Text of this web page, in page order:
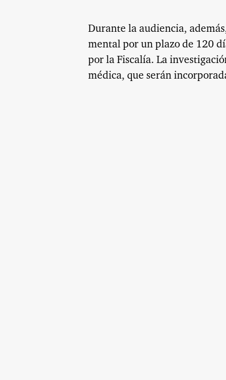
Durante la audiencia,
mental por un plazo de 120
por la Fiscalía. La
médica, que serán